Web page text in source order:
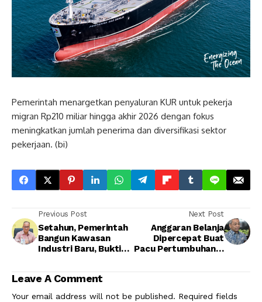
Pemerintah menargetkan penyaluran KUR untuk pekerja
migran Rp210 miliar hingga akhir 2026 dengan fokus
meningkatkan jumlah penerima dan diversifikasi sektor
pekerjaan. (bi)
Previous Post
Setahun, Pemerintah
Bangun Kawasan
Industri Baru, Bukti
Next Post
Anggaran Belanja
Dipercepat Buat
Pacu Pertumbuhan &
Leave A Comment
Your email address will not be published. Required fields